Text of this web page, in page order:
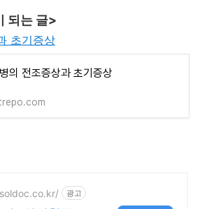
되는 글>
초기증상
의 전조증상과 초기증상
광고